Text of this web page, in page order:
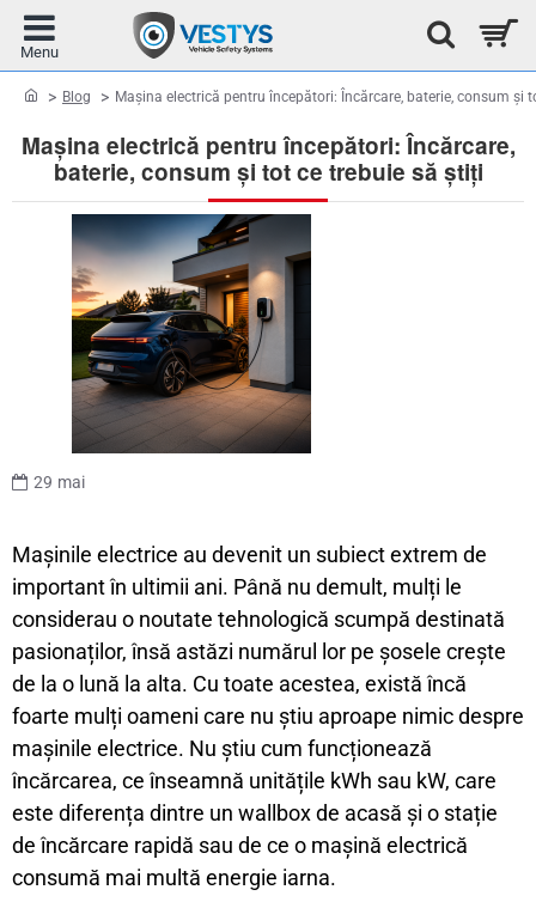
Mașina electrică pentru începători: Încărcare,
baterie, consum și tot ce trebuie să știți
homeBlog Mașina electrică pentru începători: Încărcare, baterie, consum și
29 mai
Mașinile electrice au devenit un subiect extrem de
important în ultimii ani. Până nu demult, mulți le
considerau o noutate tehnologică scumpă destinată
pasionaților, însă astăzi numărul lor pe șosele crește
de la o lună la alta. Cu toate acestea, există încă
foarte mulți oameni care nu știu aproape nimic despre
mașinile electrice. Nu știu cum funcționează
încărcarea, ce înseamnă unitățile kWh sau kW, care
este diferența dintre un wallbox de acasă și o stație
de încărcare rapidă sau de ce o mașină electrică
consumă mai multă energie iarna.